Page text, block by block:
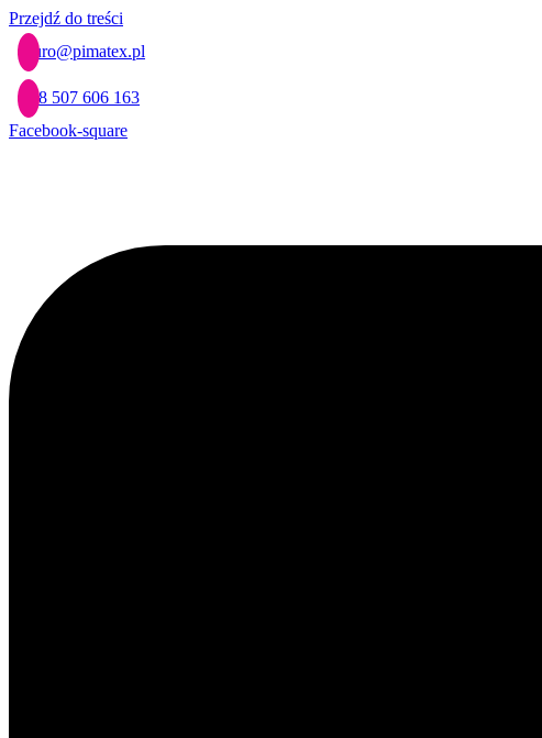
Przejdź do treści
biuro@pimatex.pl
+48 507 606 163
Facebook-square